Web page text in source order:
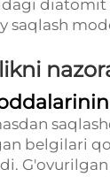
diatomit
saqlash
belgilari